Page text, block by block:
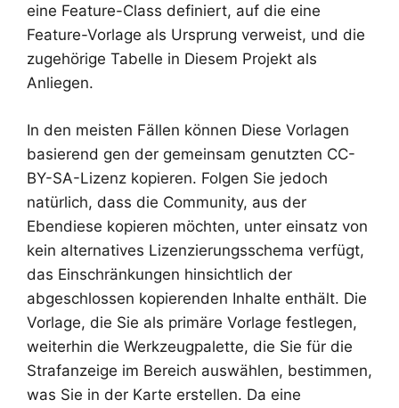
eine Feature-Class definiert, auf die eine
Feature-Vorlage als Ursprung verweist, und die
zugehörige Tabelle in Diesem Projekt als
Anliegen.
In den meisten Fällen können Diese Vorlagen
basierend gen der gemeinsam genutzten CC-
BY-SA-Lizenz kopieren. Folgen Sie jedoch
natürlich, dass die Community, aus der
Ebendiese kopieren möchten, unter einsatz von
kein alternatives Lizenzierungsschema verfügt,
das Einschränkungen hinsichtlich der
abgeschlossen kopierenden Inhalte enthält. Die
Vorlage, die Sie als primäre Vorlage festlegen,
weiterhin die Werkzeugpalette, die Sie für die
Strafanzeige im Bereich auswählen, bestimmen,
was Sie in der Karte erstellen. Da eine